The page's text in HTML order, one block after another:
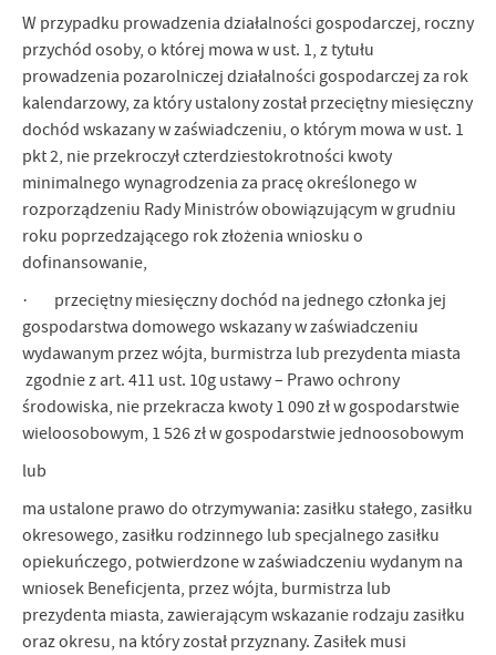
W przypadku prowadzenia działalności gospodarczej, roczny
przychód osoby, o której mowa w ust. 1, z tytułu
prowadzenia pozarolniczej działalności gospodarczej za rok
kalendarzowy, za który ustalony został przeciętny miesięczny
dochód wskazany w zaświadczeniu, o którym mowa w ust. 1
pkt 2, nie przekroczył czterdziestokrotności kwoty
minimalnego wynagrodzenia za pracę określonego w
rozporządzeniu Rady Ministrów obowiązującym w grudniu
roku poprzedzającego rok złożenia wniosku o
dofinansowanie,
· przeciętny miesięczny dochód na jednego członka jej
gospodarstwa domowego wskazany w zaświadczeniu
wydawanym przez wójta, burmistrza lub prezydenta miasta
zgodnie z art. 411 ust. 10g ustawy – Prawo ochrony
środowiska, nie przekracza kwoty 1 090 zł w gospodarstwie
wieloosobowym, 1 526 zł w gospodarstwie jednoosobowym
lub
ma ustalone prawo do otrzymywania: zasiłku stałego, zasiłku
okresowego, zasiłku rodzinnego lub specjalnego zasiłku
opiekuńczego, potwierdzone w zaświadczeniu wydanym na
wniosek Beneficjenta, przez wójta, burmistrza lub
prezydenta miasta, zawierającym wskazanie rodzaju zasiłku
oraz okresu, na który został przyznany. Zasiłek musi